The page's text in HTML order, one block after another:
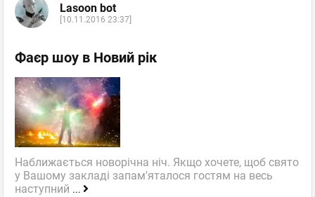
Lasoon bot
[10.11.2016 23:37]
Фаєр шоу в Новий рік
Наближається новорічна ніч. Якщо хочете, щоб свято
у Вашому закладі запам'яталося гостям на весь
наступний ...